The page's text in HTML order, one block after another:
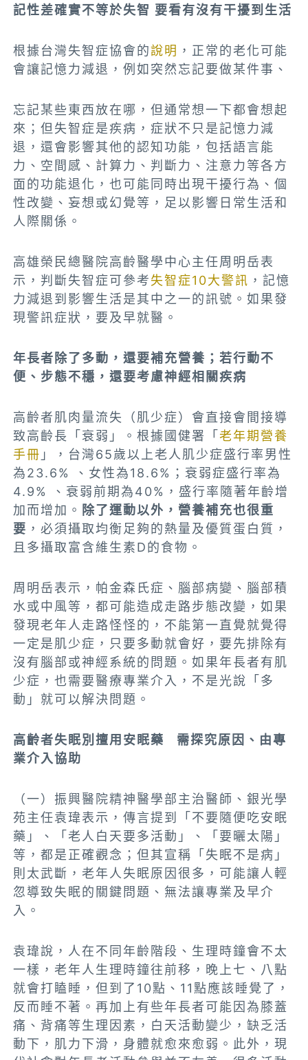
記性差確實不等於失智 要看有沒有干擾到生活
根據台灣失智症協會的說明 ，正常的老化可能
會讓記憶力減退，例如突然忘記要做某件事、
忘記某些東西放在哪，但通常想一下都會想起
來；但失智症是疾病，症狀不只是記憶力減
退，還會影響其他的認知功能，包括語言能
力、空間感、計算力、判斷力、注意力等各方
面的功能退化，也可能同時出現干擾行為、個
性改變、妄想或幻覺等，足以影響日常生活和
人際關係。
高雄榮民總醫院高齡醫學中心主任周明岳表
示，判斷失智症可參考失智症10大警訊 ，記憶
力減退到影響生活是其中之一的訊號。如果發
現警訊症狀，要及早就醫。
年長者除了多動，還要補充營養；若行動不
便、步態不穩，還要考慮神經相關疾病
高齡者肌肉量流失（肌少症）會直接會間接導
致高齡長「衰弱」。根據國健署「 老年期營養
手冊 」，台灣65歲以上老人肌少症盛行率男性
為23.6% 、女性為18.6%；衰弱症盛行率為
4.9% 、衰弱前期為40%，盛行率隨著年齡增
加而增加。 除了運動以外，營養補充也很重
要 ，必須攝取均衡足夠的熱量及優質蛋白質，
且多攝取富含維生素D的食物。
周明岳表示，帕金森氏症、腦部病變、腦部積
水或中風等，都可能造成走路步態改變，如果
發現老年人走路怪怪的，不能第一直覺就覺得
一定是肌少症，只要多動就會好，要先排除有
沒有腦部或神經系統的問題。如果年長者有肌
少症，也需要醫療專業介入，不是光說「多
動」就可以解決問題。
高齡者失眠別擅用安眠藥 需探究原因、由專
業介入協助
（一）振興醫院精神醫學部主治醫師、銀光學
苑主任袁瑋表示，傳言提到「不要隨便吃安眠
藥」、「老人白天要多活動」、「要曬太陽」
等，都是正確觀念；但其宣稱「失眠不是病」
則太武斷，老年人失眠原因很多，可能讓人輕
忽導致失眠的關鍵問題、無法讓專業及早介
入。
袁瑋說，人在不同年齡階段、生理時鐘會不太
一樣，老年人生理時鐘往前移，晚上七、八點
就會打瞌睡，但到了10點、11點應該睡覺了，
反而睡不著。再加上有些年長者可能因為膝蓋
痛、背痛等生理因素，白天活動變少，缺乏活
動下，肌力下滑，身體就愈來愈弱。此外，現